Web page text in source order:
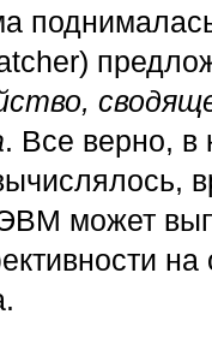
. Все верно, в
может
на